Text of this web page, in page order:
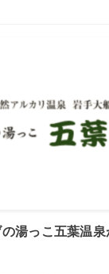
の湯っこ五葉温